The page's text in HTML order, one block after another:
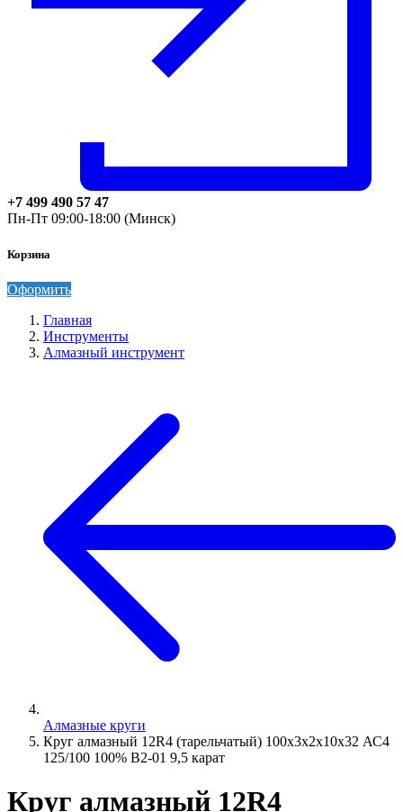
+7 499 490 57 47
Пн-Пт 09:00-18:00 (Минск)
Корзина
Оформить
Главная
Инструменты
Алмазный инструмент
Алмазные круги
Круг алмазный 12R4 (тарельчатый) 100х3х2х10х32 АС4
125/100 100% В2-01 9,5 карат
Круг алмазный 12R4